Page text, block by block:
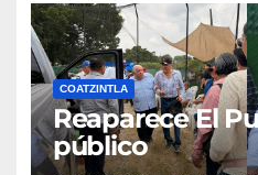
COATZINTLA
Reaparece El
público